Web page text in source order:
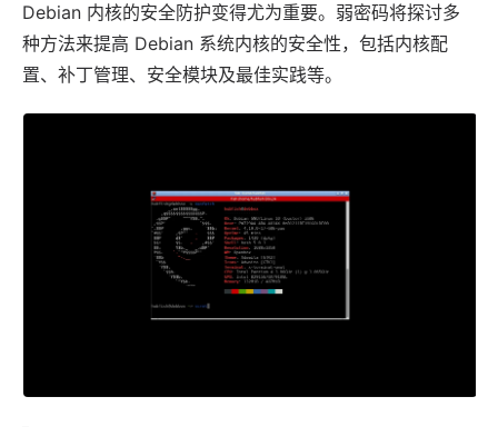
Debian 内核的安全防护变得尤为重要。 弱密码将探讨多
种方法来提高 Debian 系统内核的安全性，包括内核配
置、补丁管理、安全模块及最佳实践等。